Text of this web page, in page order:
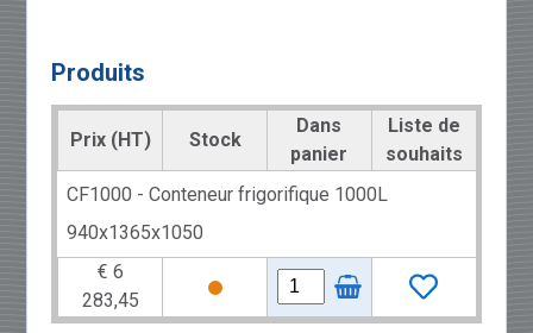
Produits
Prix (HT) Stock
Dans
panier
Liste de
souhaits
CF1000 - Conteneur frigorifique 1000L
940x1365x1050
€ 6
283,45